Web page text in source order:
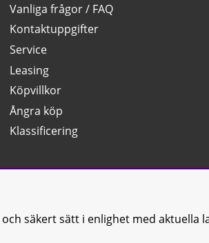
Vanliga frågor / FAQ
Kontaktuppgifter
Service
Leasing
Köpvillkor
Ångra köp
Klassificering
© Sport & Gym Butiken JTC AB |Kontakta oss|
säkert sätt i enlighet med aktuella